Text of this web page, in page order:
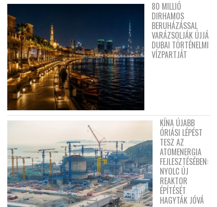
80 MILLIÓ
DIRHAMOS
BERUHÁZÁSSAL
VARÁZSOLJÁK ÚJJÁ
DUBAI TÖRTÉNELMI
VÍZPARTJÁT
KÍNA ÚJABB
ÓRIÁSI LÉPÉST
TESZ AZ
ATOMENERGIA
FEJLESZTÉSÉBEN:
NYOLC ÚJ
REAKTOR
ÉPÍTÉSÉT
HAGYTÁK JÓVÁ